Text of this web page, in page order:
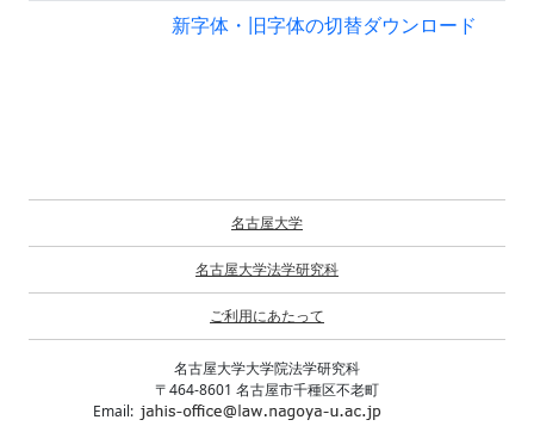
新字体・旧字体の切替ダウンロード
名古屋大学
名古屋大学法学研究科
ご利用にあたって
名古屋大学大学院法学研究科
〒464-8601 名古屋市千種区不老町
Email: